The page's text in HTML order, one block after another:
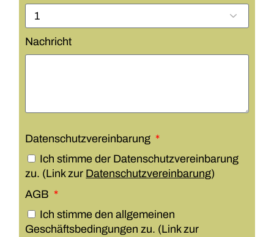
Nachricht
Datenschutzvereinbarung
Ich stimme der Datenschutzvereinbarung
zu. (Link zur Datenschutzvereinbarung)
AGB
Ich stimme den allgemeinen
Geschäftsbedingungen zu. (Link zur